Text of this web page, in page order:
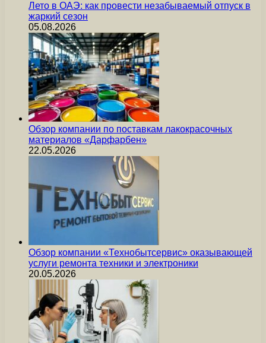
Лето в ОАЭ: как провести незабываемый отпуск в
жаркий сезон
05.08.2026
Обзор компании по поставкам лакокрасочных
материалов «Дарфарбен»
22.05.2026
Обзор компании «Технобытсервис» оказывающей
услуги ремонта техники и электроники
20.05.2026